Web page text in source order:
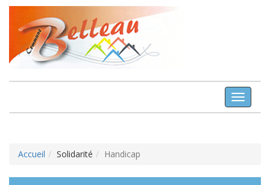
Toggle
Accueil Solidarité Handicap